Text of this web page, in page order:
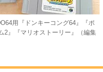
用『ドンキーコング64』『ポ
2』『マリオストーリー』（編集